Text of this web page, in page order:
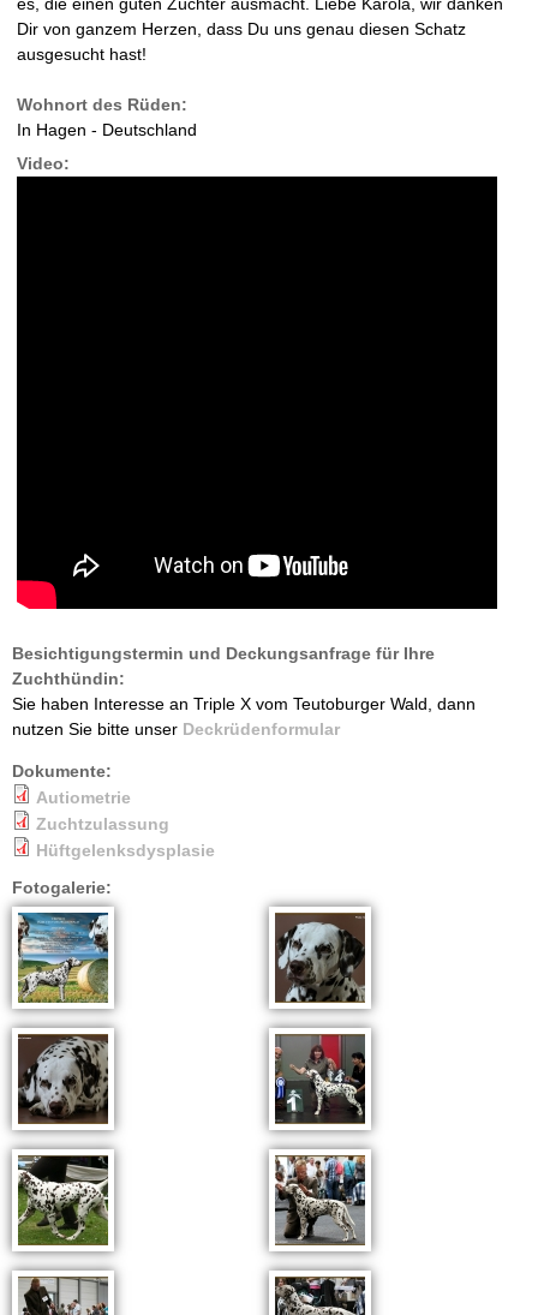
Dir von ganzem Herzen, dass Du uns genau diesen Schatz
ausgesucht hast!
Wohnort des Rüden:
In Hagen - Deutschland
Video:
Besichtigungstermin und Deckungsanfrage für Ihre
Zuchthündin:
Sie haben Interesse an Triple X vom Teutoburger Wald, dann
nutzen Sie bitte unser Deckrüdenformular
Dokumente:
Autiometrie
Zuchtzulassung
Hüftgelenksdysplasie
Fotogalerie: